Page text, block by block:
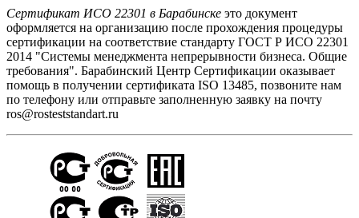
Сертификат ИСО 22301 в Барабинске это документ
оформляется на организацию после прохождения процедуры
сертификации на соответствие стандарту ГОСТ Р ИСО 22301
2014 "Системы менеджмента непрерывности бизнеса. Общие
требования". Барабинский Центр Сертификации оказывает
помощь в получении сертификата ISO 13485, позвоните нам
по телефону или отправьте заполненную заявку на почту
ros@rosteststandart.ru